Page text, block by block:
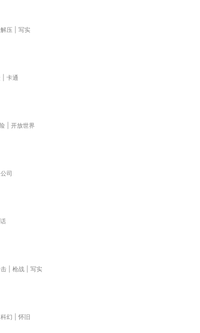
解压
写实
卡通
开放世界
司
枪战
写实
科幻
怀旧